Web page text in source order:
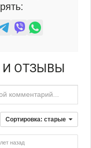
ОТЗЫВЫ
комментарий...
Сортировка: старые
назад